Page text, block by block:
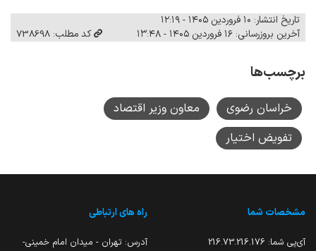
تاریخ انتشار: ۱۰ فروردین ۱۴۰۵ - ۱۲:۱۹
آخرین بروزرسانی: ۱۶ فروردین ۱۴۰۵ - ۱۳:۴۸
کد مطلب: 738698
برچسب‌ها
خراسان رضوی
معاون وزیر اقتصاد
تفویض اختیار
مشخصات شما
آی‌پی شما: 216.73.216.176
راه های ارتباطی
آدرس: تهران - میدان امام خمینی-